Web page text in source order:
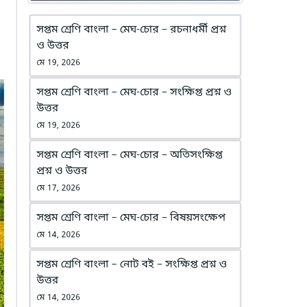
সপ্তম শ্রেণি বাংলা – মেঘ-চোর – রচনাধর্মী প্রশ্ন
ও উত্তর
মে 19, 2026
সপ্তম শ্রেণি বাংলা – মেঘ-চোর – সংক্ষিপ্ত প্রশ্ন ও
উত্তর
মে 19, 2026
সপ্তম শ্রেণি বাংলা – মেঘ-চোর – অতিসংক্ষিপ্ত
প্রশ্ন ও উত্তর
মে 17, 2026
সপ্তম শ্রেণি বাংলা – মেঘ-চোর – বিষয়সংক্ষেপ
মে 14, 2026
সপ্তম শ্রেণি বাংলা – নোট বই – সংক্ষিপ্ত প্রশ্ন ও
উত্তর
মে 14, 2026